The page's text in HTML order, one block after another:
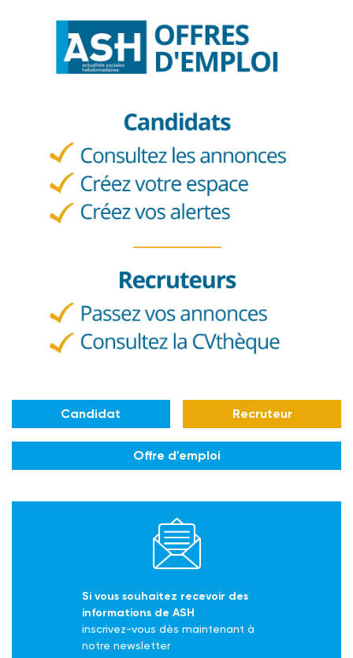
Candidat Recruteur
Offre d'emploi
Si vous souhaitez recevoir des
informations de ASH
inscrivez-vous dès maintenant à
notre newsletter